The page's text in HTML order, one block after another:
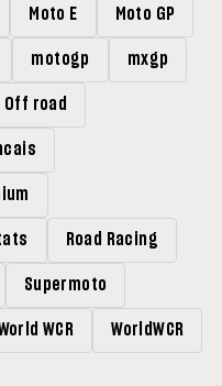
Moto E Moto GP
motogp mxgp
Off road
Road Racing
Supermoto
WCR WorldWCR